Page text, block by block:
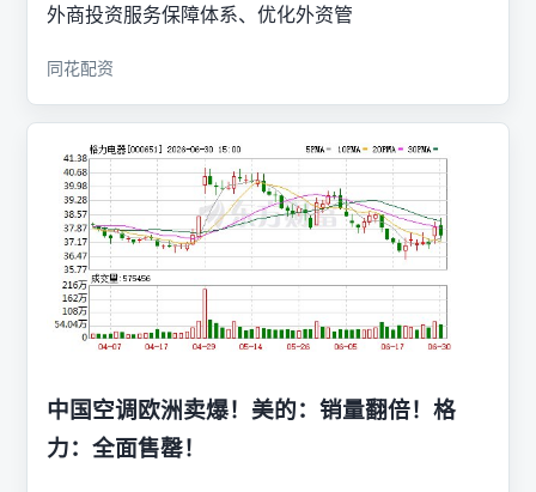
外商投资服务保障体系、优化外资管
同花配资
中国空调欧洲卖爆！美的：销量翻倍！格
力：全面售罄！